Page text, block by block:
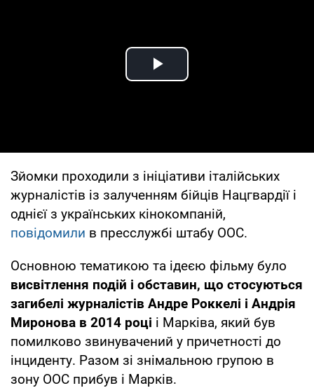
Play Video
Зйомки проходили з ініціативи італійських
журналістів із залученням бійців Нацгвардії і
однієї з українських кінокомпаній,
повідомили в пресслужбі штабу ООС.
Основною тематикою та ідеєю фільму було
висвітлення подій і обставин, що стосуються
загибелі журналістів Андре Роккелі і Андрія
Миронова в 2014 році і Марківа, який був
помилково звинувачений у причетності до
інциденту. Разом зі знімальною групою в
зону ООС прибув і Марків.